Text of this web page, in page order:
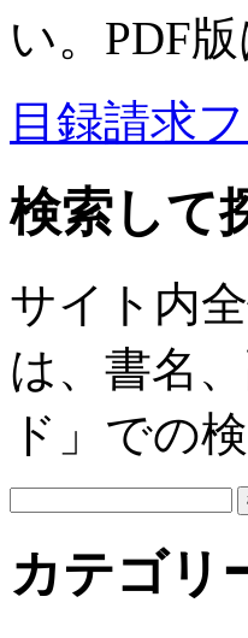
い。PDF版
目録請求
検索して
サイト内
は、書名
ド」での
カテゴリ